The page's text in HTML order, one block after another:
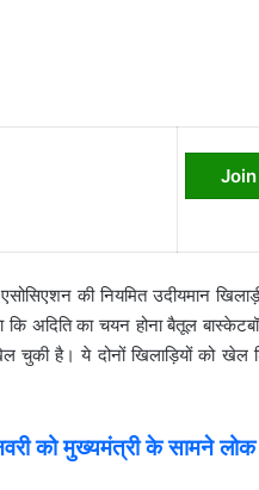
की नियमित उदीयमान
कि अदिति का चयन होना बैतूल
चुकी है। ये दोनों खिलाड़ियों को खेल
को मुख्यमंत्री के सामने